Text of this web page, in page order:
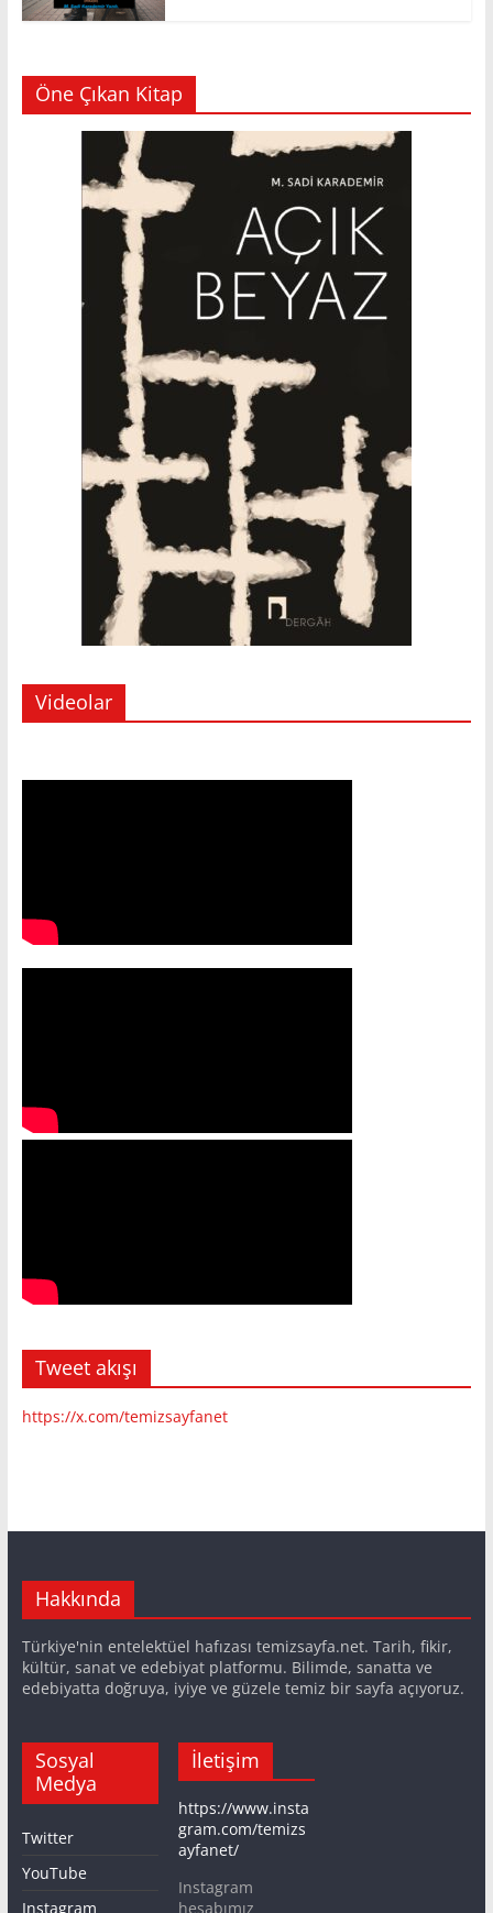
Öne Çıkan Kitap
Videolar
Tweet akışı
https://x.com/temizsayfanet
Hakkında
Türkiye'nin entelektüel hafızası temizsayfa.net. Tarih, fikir,
kültür, sanat ve edebiyat platformu. Bilimde, sanatta ve
edebiyatta doğruya, iyiye ve güzele temiz bir sayfa açıyoruz.
Sosyal
Medya
Twitter
YouTube
Instagram
İletişim
https://www.insta
gram.com/temizs
ayfanet/
Instagram
hesabımız